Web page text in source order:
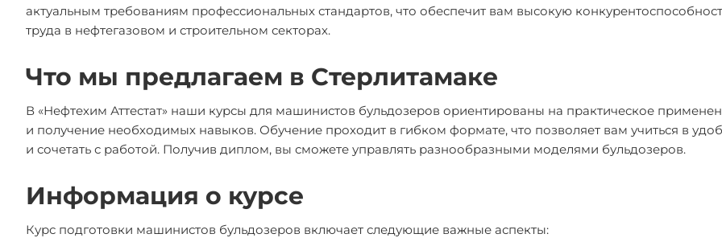
актуальным требованиям профессиональных стандартов, что обеспечит вам высокую
труда в нефтегазовом и строительном секторах.
Что мы предлагаем в Стерлитамаке
В «Нефтехим Аттестат» наши курсы для машинистов бульдозеров ориентированы на практическое
и получение необходимых навыков. Обучение проходит в гибком формате, что позволяет вам учиться в
и сочетать с работой. Получив диплом, вы сможете управлять разнообразными моделями бульдозеров.
Информация о курсе
Курс подготовки машинистов бульдозеров включает следующие важные аспекты: